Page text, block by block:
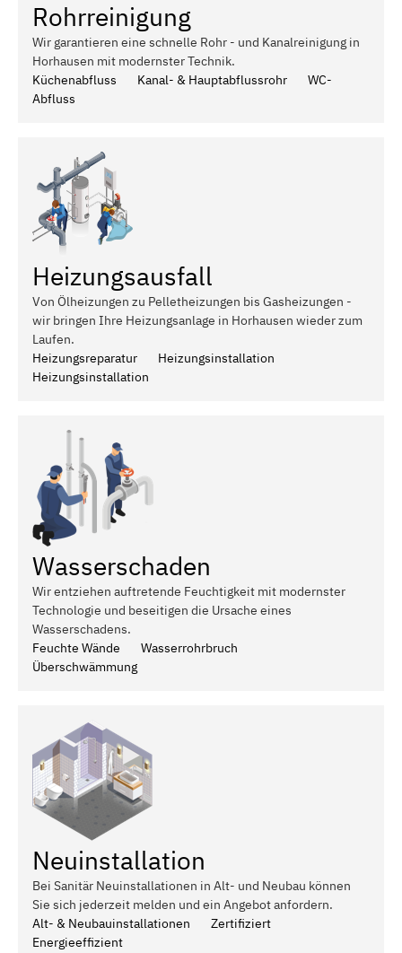
Rohrreinigung
Wir garantieren eine schnelle Rohr - und Kanalreinigung in
Horhausen mit modernster Technik.
Küchenabfluss
Kanal- & Hauptabflussrohr
WC-
Abfluss
Heizungsausfall
Von Ölheizungen zu Pelletheizungen bis Gasheizungen -
wir bringen Ihre Heizungsanlage in Horhausen wieder zum
Laufen.
Heizungsreparatur
Heizungsinstallation
Heizungsinstallation
Wasserschaden
Wir entziehen auftretende Feuchtigkeit mit modernster
Technologie und beseitigen die Ursache eines
Wasserschadens.
Feuchte Wände
Wasserrohrbruch
Überschwämmung
Neuinstallation
Bei Sanitär Neuinstallationen in Alt- und Neubau können
Sie sich jederzeit melden und ein Angebot anfordern.
Alt- & Neubauinstallationen
Zertifiziert
Energieeffizient